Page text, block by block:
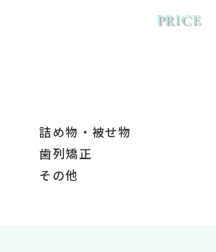
PRICE
詰め物・被せ物
歯列矯正
その他